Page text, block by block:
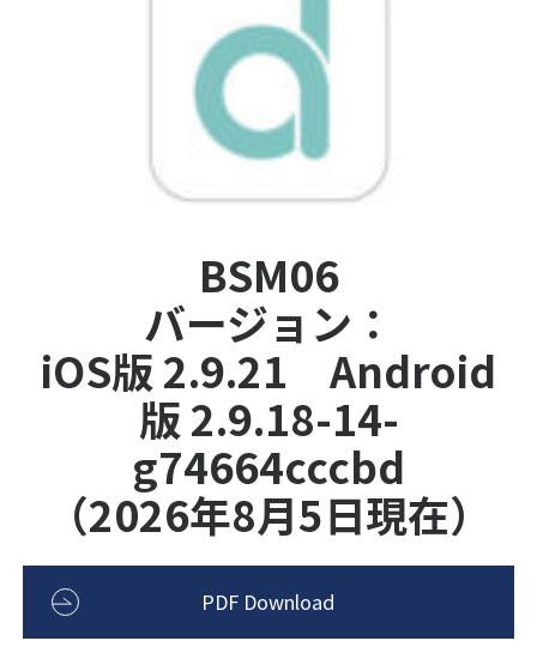
BSM06
バージョン：
iOS版 2.9.21 Android
版 2.9.18-14-
g74664cccbd
（2026年8月5日現在）
PDF Download